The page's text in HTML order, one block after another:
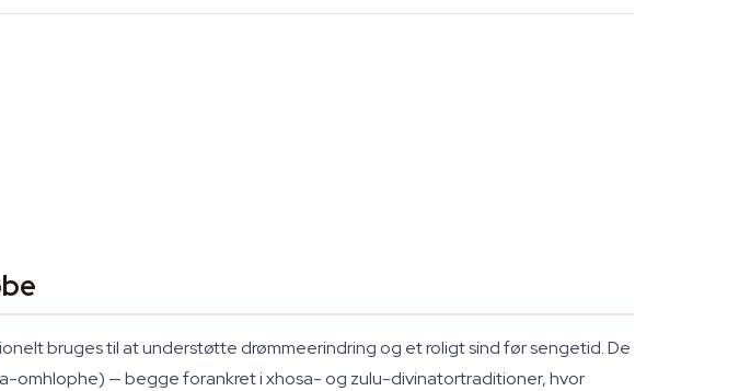
bruges til at understøtte drømmeerindring og et roligt sind før sengetid. De
omhlophe) — begge forankret i xhosa- og zulu-divinatortraditioner, hvor